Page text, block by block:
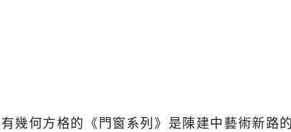
幾何方格的《門窗系列》是陳建中藝術新路